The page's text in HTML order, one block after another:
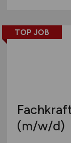
TOP JOB
(m/w/d)